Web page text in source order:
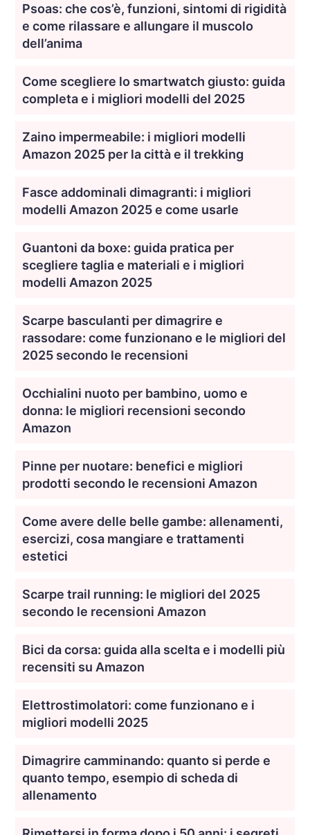
Psoas: che cos’è, funzioni, sintomi di rigidità
e come rilassare e allungare il muscolo
dell’anima
Come scegliere lo smartwatch giusto: guida
completa e i migliori modelli del 2025
Zaino impermeabile: i migliori modelli
Amazon 2025 per la città e il trekking
Fasce addominali dimagranti: i migliori
modelli Amazon 2025 e come usarle
Guantoni da boxe: guida pratica per
scegliere taglia e materiali e i migliori
modelli Amazon 2025
Scarpe basculanti per dimagrire e
rassodare: come funzionano e le migliori del
2025 secondo le recensioni
Occhialini nuoto per bambino, uomo e
donna: le migliori recensioni secondo
Amazon
Pinne per nuotare: benefici e migliori
prodotti secondo le recensioni Amazon
Come avere delle belle gambe: allenamenti,
esercizi, cosa mangiare e trattamenti
estetici
Scarpe trail running: le migliori del 2025
secondo le recensioni Amazon
Bici da corsa: guida alla scelta e i modelli più
recensiti su Amazon
Elettrostimolatori: come funzionano e i
migliori modelli 2025
Dimagrire camminando: quanto si perde e
quanto tempo, esempio di scheda di
allenamento